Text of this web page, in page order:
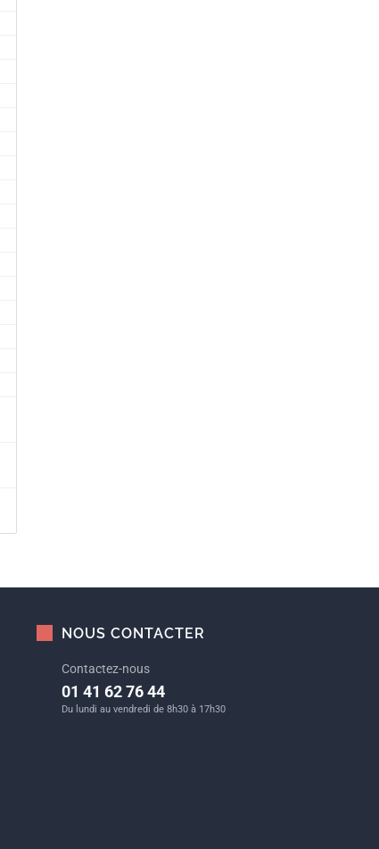
NOUS CONTACTER
Contactez-nous
01 41 62 76 44
Du lundi au vendredi de 8h30 à 17h30